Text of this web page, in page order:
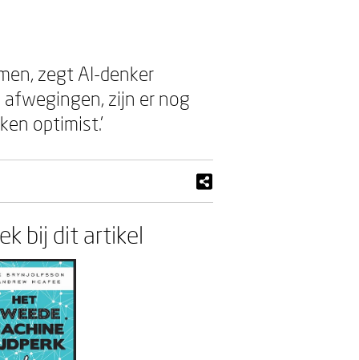
zegt AI-denker
afwegingen, zijn er nog
optimist.’
bij dit artikel